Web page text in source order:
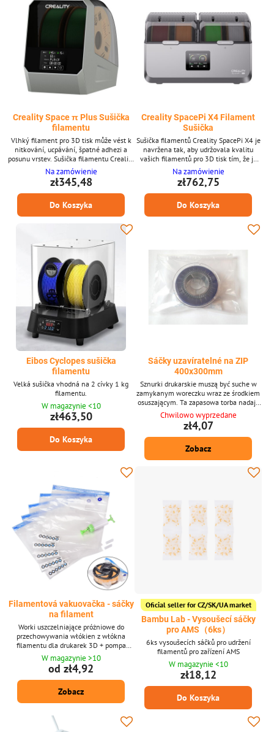
Creality Space π Plus Sušička
filamentu
Vlhký filament pro 3D tisk může vést k
nitkování, ucpávání, špatné adhezi a
posunu vrstev. Sušička filamentu Creality
Space Pi Filament Dryer Plus tyto
problémy řeší sušením filamentu během
samotného tiskového procesu, čímž
zvyšuje kvalitu vašich 3D modelů a
minimalizuje vliv vnějších faktorů
filamentů.Přednosti* Kapacita na dvě
cívky, dvojité sušení* Nastavitelná
teplota...
Na zamówienie
zł345,48
Do Koszyka
Creality SpacePi X4 Filament
Sušička
Sušička filamentů Creality SpacePi X4 je
navržena tak, aby udržovala kvalitu
vašich filamentů pro 3D tisk tím, že je
udržuje suché a bez vlhkosti. Díky
pokročilému sušicímu systému tato
sušička zajišťuje optimální výkon pro
různé typy filamentů, včetně PLA, ABS a
PETG, což z ní činí nezbytný nástroj pro
každého majitele 3D tiskárny. Hlavní
Na zamówienie
zł762,75
Do Koszyka
Eibos Cyclopes sušička
filamentu
Velká sušička vhodná na 2 cívky 1 kg
filamentu.
W magazynie <10
zł463,50
Do Koszyka
Sáčky uzavíratelné na ZIP
400x300mm
Sznurki drukarskie muszą być suche w
zamykanym woreczku wraz ze środkiem
osuszającym. Ta zapasowa torba nadaje
się do szpul z materiałem o wadze do 1
kg.
Chwilowo wyprzedane
zł4,07
Zobacz
Filamentová vakuovačka - sáčky
na filament
Worki uszczelniające próżniowe do
przechowywania włókien z włókna
filamentu dla drukarek 3D + pompa
utrzymuje odporność na wilgoć. Nadaje
się do materiału PLA i PETG. Worki do
przechowywania + pompa do
przechowywania
W magazynie >10
od zł4,92
Zobacz
Oficial seller for CZ/SK/UA market
Bambu Lab - Vysoušecí sáčky
pro AMS（6ks）
6ks vysoušecích sáčků pro udržení
filamentů pro zařízení AMS
W magazynie <10
zł18,12
Do Koszyka